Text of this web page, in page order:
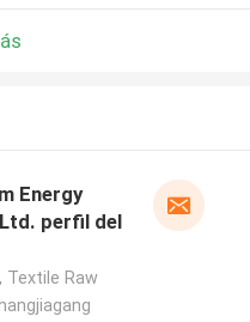
Energy
perfil del
Textile Raw